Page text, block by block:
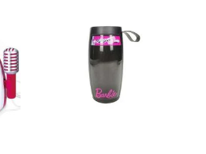
Bluetooth